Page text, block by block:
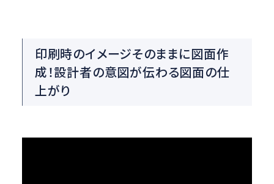
印刷時のイメージそのままに図面作
成！設計者の意図が伝わる図面の仕
上がり